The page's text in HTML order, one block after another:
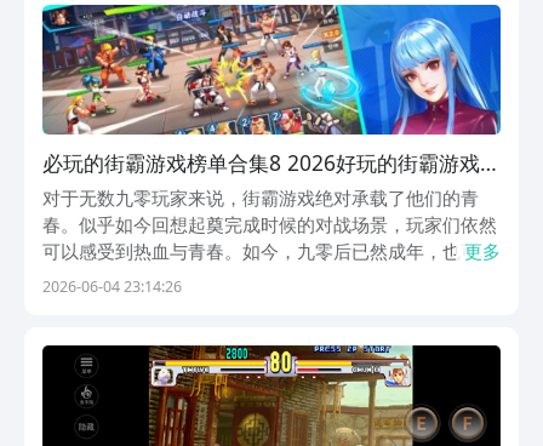
参...
必玩的街霸游戏榜单合集8 2026好玩的街霸游戏下
载before_2
对于无数九零玩家来说，街霸游戏绝对承载了他们的青
春。似乎如今回想起奠完成时候的对战场景，玩家们依然
可以感受到热血与青春。如今，九零后已然成年，也可以
从手机上再度感受到街头霸王的快感了。小编今天就为大
更多
2026-06-04 23:14:26